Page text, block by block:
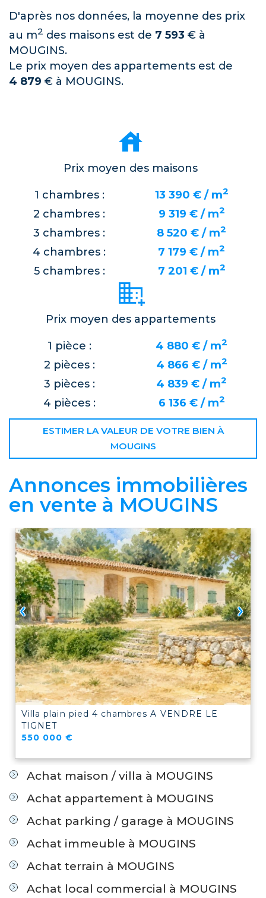
D'après nos données, la moyenne des prix
au m2 des maisons est de 7 593 € à
MOUGINS.
Le prix moyen des appartements est de
4 879 € à MOUGINS.
Prix moyen des maisons
1 chambres : 13 390 € / m2
2 chambres : 9 319 € / m2
3 chambres : 8 520 € / m2
4 chambres : 7 179 € / m2
5 chambres : 7 201 € / m2
Prix moyen des appartements
1 pièce : 4 880 € / m2
2 pièces : 4 866 € / m2
3 pièces : 4 839 € / m2
4 pièces : 6 136 € / m2
ESTIMER LA VALEUR DE VOTRE BIEN À
MOUGINS
Annonces immobilières
en vente à MOUGINS
Villa plain pied 4 chambres A VENDRE LE
TIGNET
550 000 €
Achat maison / villa à MOUGINS
Achat appartement à MOUGINS
Achat parking / garage à MOUGINS
Achat immeuble à MOUGINS
Achat terrain à MOUGINS
Achat local commercial à MOUGINS